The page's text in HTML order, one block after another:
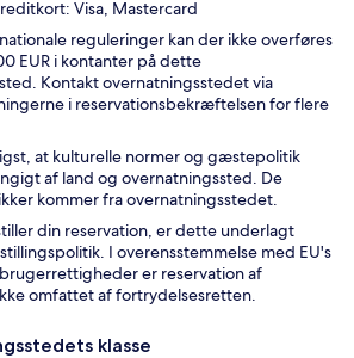
Visa, Mastercard
reguleringer kan der ikke overføres
EUR i kontanter på dette
Kontakt overnatningsstedet via
i reservationsbekræftelsen for flere
at kulturelle normer og gæstepolitik
af land og overnatningssted. De
kommer fra overnatningsstedet.
din reservation, er dette underlagt
I overensstemmelse med EU's
er reservation af
omfattet af fortrydelsesretten.
klasse